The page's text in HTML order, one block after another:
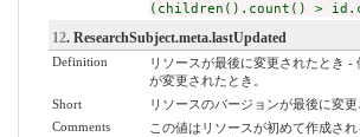
(children().count() >
12. ResearchSubject.meta.lastUpdated
Definition
リソースが最後に変更されたとき -
が変更されたとき。
Short
リソースのバージョンが最後に変更
Comments
この値はリソースが初めて作成さ